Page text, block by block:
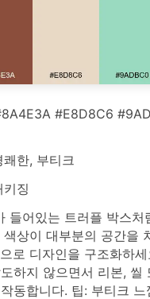
#E8D8C6
쾌한, 부티크
징
들어있는 트러플 박스처
상이 대부분의 공간을
로 디자인을 구조화하
하지 않으면서 리본, 씰
동합니다. 팁: 부티크 느